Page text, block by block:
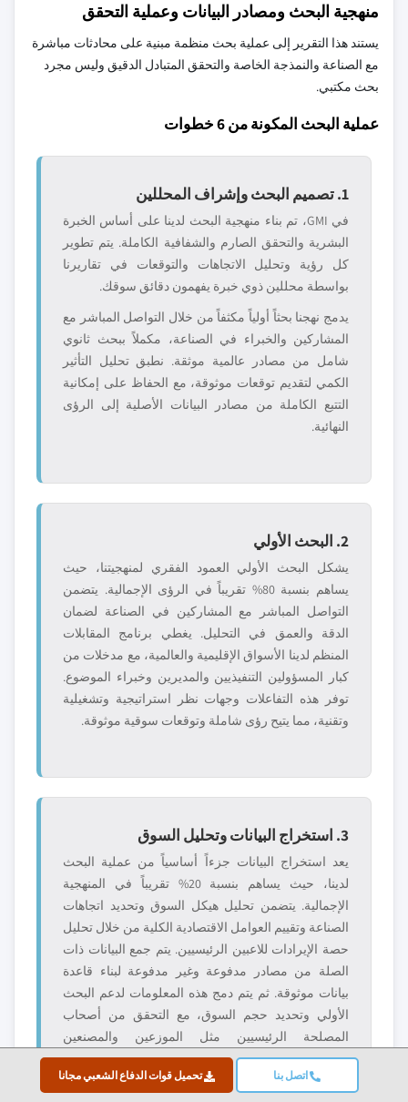
اتصل بنا تحميل قوات الدفاع الشعبي مجانا
منهجية البحث ومصادر البيانات وعملية التحقق
يستند هذا التقرير إلى عملية بحث منظمة مبنية على محادثات مباشرة
مع الصناعة والنمذجة الخاصة والتحقق المتبادل الدقيق وليس مجرد
بحث مكتبي.
عملية البحث المكونة من 6 خطوات
1. تصميم البحث وإشراف المحللين
في GMI، تم بناء منهجية البحث لدينا على أساس الخبرة
البشرية والتحقق الصارم والشفافية الكاملة. يتم تطوير
كل رؤية وتحليل الاتجاهات والتوقعات في تقاريرنا
بواسطة محللين ذوي خبرة يفهمون دقائق سوقك.
يدمج نهجنا بحثاً أولياً مكثفاً من خلال التواصل المباشر مع
المشاركين والخبراء في الصناعة، مكملاً ببحث ثانوي
شامل من مصادر عالمية موثقة. نطبق تحليل التأثير
الكمي لتقديم توقعات موثوقة، مع الحفاظ على إمكانية
التتبع الكاملة من مصادر البيانات الأصلية إلى الرؤى
النهائية.
2. البحث الأولي
يشكل البحث الأولي العمود الفقري لمنهجيتنا، حيث
يساهم بنسبة 80% تقريباً في الرؤى الإجمالية. يتضمن
التواصل المباشر مع المشاركين في الصناعة لضمان
الدقة والعمق في التحليل. يغطي برنامج المقابلات
المنظم لدينا الأسواق الإقليمية والعالمية، مع مدخلات من
كبار المسؤولين التنفيذيين والمديرين وخبراء الموضوع.
توفر هذه التفاعلات وجهات نظر استراتيجية وتشغيلية
وتقنية، مما يتيح رؤى شاملة وتوقعات سوقية موثوقة.
3. استخراج البيانات وتحليل السوق
يعد استخراج البيانات جزءاً أساسياً من عملية البحث
لدينا، حيث يساهم بنسبة 20% تقريباً في المنهجية
الإجمالية. يتضمن تحليل هيكل السوق وتحديد اتجاهات
الصناعة وتقييم العوامل الاقتصادية الكلية من خلال تحليل
حصة الإيرادات للاعبين الرئيسيين. يتم جمع البيانات ذات
الصلة من مصادر مدفوعة وغير مدفوعة لبناء قاعدة
بيانات موثوقة. ثم يتم دمج هذه المعلومات لدعم البحث
الأولي وتحديد حجم السوق، مع التحقق من أصحاب
المصلحة الرئيسيين مثل الموزعين والمصنعين
والجمعيات.